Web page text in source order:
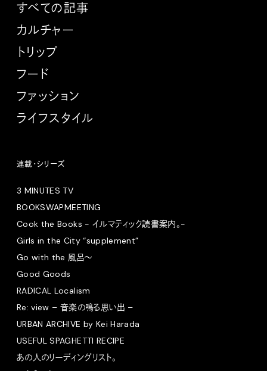
すべての記事
カルチャー
トリップ
フード
ファッション
ライフスタイル
連載・シリーズ
3 MINUTES TV
BOOKSWAPMEETING
Cook the Books - イルマティック読書案内。-
Girls in the City “supplement”
Go with the 風呂〜
Good Goods
RADICAL Localism
Re: view – 音楽の鳴る思い出 –
URBAN ARCHIVE by Kei Harada
USEFUL SPAGHETTI RECIPE
あの人のリーディングリスト。